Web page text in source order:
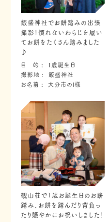
飯盛神社でお餅踏みの出張
撮影！慣れないわらじを履い
てお餅をたくさん踏みました
♪
目 的
１歳誕生日
撮影地
飯盛神社
お名前
大分市のI様
観山荘で1歳お誕生日のお餅
踏み、お餅を踏んだり背負っ
たり賑やかにお祝いしました！